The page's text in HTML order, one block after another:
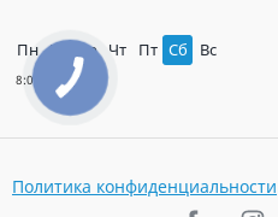
Пн Вт Ср Чт Пт Сб Вс
Политика конфиденциальности